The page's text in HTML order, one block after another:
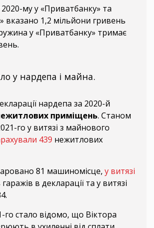
му у «Приватбанку» та
вказано 1,2 мільйони гривень
у «Приватбанку» тримає
у нардепа і майна.
нардепа за 2020-й
приміщень. Станом
го у витязі з майнового
439 нежитлових
81 машиномісце, у витязі
гаражів в декларації та у витязі
го стало відомо, що Віктора